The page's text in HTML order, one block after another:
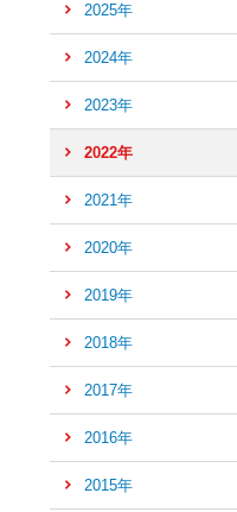
2025年
2024年
2023年
2022年
2021年
2020年
2019年
2018年
2017年
2016年
2015年